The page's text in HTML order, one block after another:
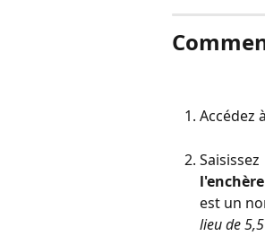
Accédez
est un
lieu de